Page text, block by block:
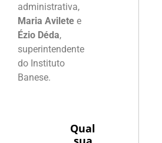
administrativa,
Maria Avilete e
Ézio Déda,
superintendente
do Instituto
Banese.
Qual